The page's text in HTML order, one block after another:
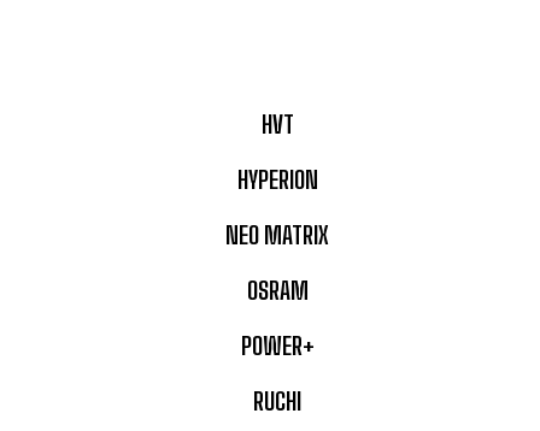
HVT
HYPERION
NEO MATRIX
OSRAM
POWER+
RUCHI